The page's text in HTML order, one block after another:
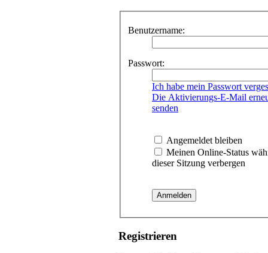
Benutzername:
Passwort:
Ich habe mein Passwort
Die Aktivierungs-E-Mail
senden
Angemeldet bleiben
Meinen Online-Status
dieser Sitzung verbergen
Registrieren